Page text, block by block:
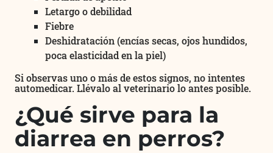
Letargo o debilidad
Fiebre
Deshidratación (encías secas, ojos hundidos,
poca elasticidad en la piel)
Si observas uno o más de estos signos, no intentes
automedicar. Llévalo al veterinario lo antes posible.
¿Qué sirve para la
diarrea en perros?